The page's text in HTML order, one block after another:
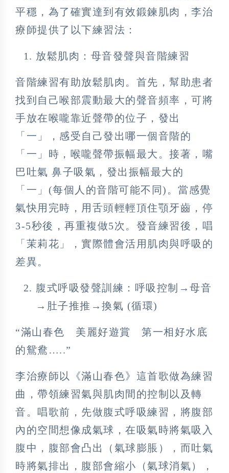
平穩，為了確實達到有效鍛鍊肌肉，李治
療師提供了以下練習法：
放鬆肌肉：母音發聲與音階練習
音階練習有助放鬆肌肉。首先，幫助患者
找到自己喉部震動最大的聲音頻率，可將
手放在喉嚨靠近聲帶的位子，發出
「一」，感受自己發出哪一個音階的
「一」時，喉嚨聲帶振幅最大。接著，嘴
巴吐氣 鼻子吸氣，發出振幅最大的
「一」(每個人的音階可能不同)。當感覺
氣快用完時，用舌頭輕輕頂住顎牙齒，停
3-5秒後，再重複做5次。發音練習後，唱
「茉莉花」，實際體會活用肌肉與呼吸的
差異。
腹式呼吸發聲訓練：呼吸控制→母音
→肚子推推→換氣 (循環)
“滿山春色 美麗好遊賞 第一相好水底
的鴛鴦…..”
李治療師以《滿山春色》這首歌做為練習
曲，帶領練習氣與肌肉間的控制以及轉
音。唱歌前，先做腹式呼吸練習，將腹部
內的空間想像成氣球，在吸氣時將氣吸入
腹中，腹部會凸出（氣球膨脹），而吐氣
時將氣排出，腹部會縮小（氣球消氣），